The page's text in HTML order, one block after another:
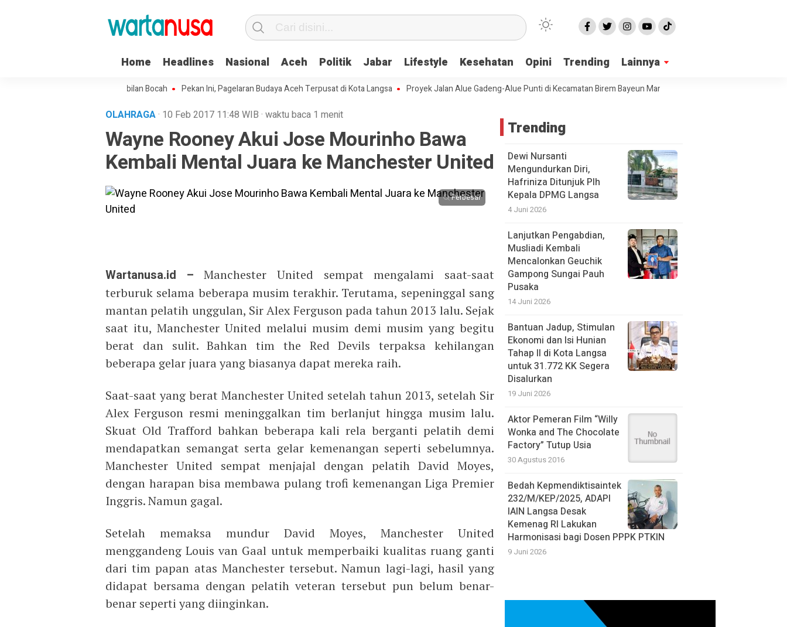
Home Headlines Nasional Aceh Politik Jabar Lifestyle Kesehatan Opini Trending Lainnya
di Langsa Lecehkan Sembilan Bocah Pekan Ini, Pagelaran Budaya Aceh Terpusat di Kota Langsa Proyek Jalan Alue Gadeng-Alue Punti di Kecamatan Birem Bayeun Mangkrak
OLAHRAGA· 10 Feb 2017 11:48 WIB · waktu baca 1 menit
Wayne Rooney Akui Jose Mourinho Bawa
Kembali Mental Juara ke Manchester United
Perbesar
Wartanusa.id –Manchester United sempat mengalami saat-saat
terburuk selama beberapa musim terakhir. Terutama, sepeninggal sang
mantan pelatih unggulan, Sir Alex Ferguson pada tahun 2013 lalu. Sejak
saat itu, Manchester United melalui musim demi musim yang begitu
berat dan sulit. Bahkan tim the Red Devils terpaksa kehilangan
beberapa gelar juara yang biasanya dapat mereka raih.
Saat-saat yang berat Manchester United setelah tahun 2013, setelah Sir
Alex Ferguson resmi meninggalkan tim berlanjut hingga musim lalu.
Skuat Old Trafford bahkan beberapa kali rela berganti pelatih demi
mendapatkan semangat serta gelar kemenangan seperti sebelumnya.
Manchester United sempat menjajal dengan pelatih David Moyes,
dengan harapan bisa membawa pulang trofi kemenangan Liga Premier
Inggris. Namun gagal.
Setelah memaksa mundur David Moyes, Manchester United
menggandeng Louis van Gaal untuk memperbaiki kualitas ruang ganti
dari tim papan atas Manchester tersebut. Namun lagi-lagi, hasil yang
didapat bersama dengan pelatih veteran tersebut pun belum benar-
benar seperti yang diinginkan.
Trending
Dewi Nursanti
Mengundurkan Diri,
Hafriniza Ditunjuk Plh
Kepala DPMG Langsa
4 Juni 2026
Lanjutkan Pengabdian,
Musliadi Kembali
Mencalonkan Geuchik
Gampong Sungai Pauh
Pusaka
14 Juni 2026
Bantuan Jadup, Stimulan
Ekonomi dan Isi Hunian
Tahap II di Kota Langsa
untuk 31.772 KK Segera
Disalurkan
19 Juni 2026
Aktor Pemeran Film “Willy
Wonka and The Chocolate
Factory” Tutup Usia
30 Agustus 2016
Bedah Kepmendiktisaintek
232/M/KEP/2025, ADAPI
IAIN Langsa Desak
Kemenag RI Lakukan
Harmonisasi bagi Dosen PPPK PTKIN
9 Juni 2026